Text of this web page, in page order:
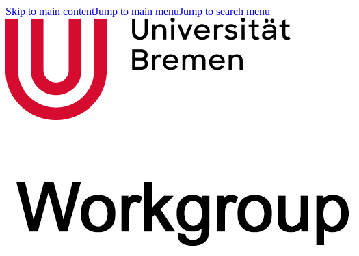
Skip to main contentJump to main menuJump to search menu